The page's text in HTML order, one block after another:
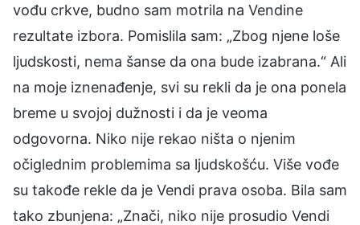
vođu crkve, budno sam motrila na Vendine
rezultate izbora. Pomislila sam: „Zbog njene loše
ljudskosti, nema šanse da ona bude izabrana.“ Ali
na moje iznenađenje, svi su rekli da je ona ponela
breme u svojoj dužnosti i da je veoma
odgovorna. Niko nije rekao ništa o njenim
očiglednim problemima sa ljudskošću. Više vođe
su takođe rekle da je Vendi prava osoba. Bila sam
tako zbunjena: „Znači, niko nije prosudio Vendi